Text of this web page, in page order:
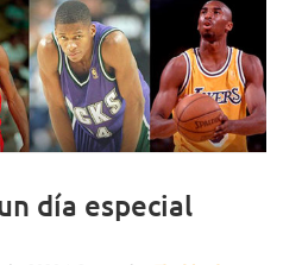
día especial